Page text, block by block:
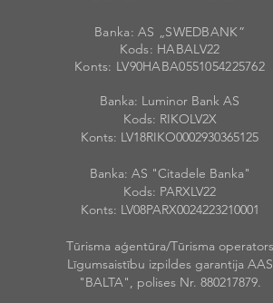
Banka: AS „SWEDBANK”
Kods: HABALV22
Konts: LV90HABA0551054225762
Banka: Luminor Bank AS
Kods: RIKOLV2X
Konts: LV18RIKO0002930365125
Banka: AS "Citadele Banka"
Kods: PARXLV22
Konts: LV08PARX0024223210001
Tūrisma aģentūra/Tūrisma operators
Līgumsaistību izpildes garantija AAS
"BALTA", polises Nr. 880217879.